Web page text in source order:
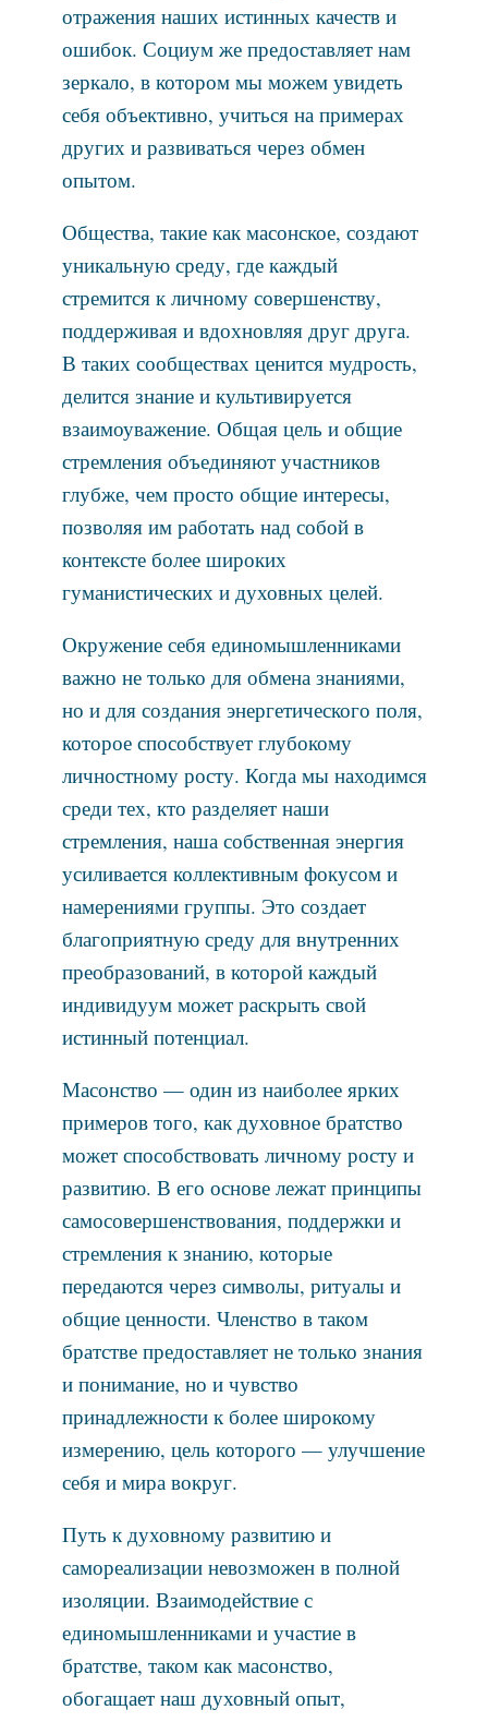
отражения наших истинных качеств и
ошибок. Социум же предоставляет нам
зеркало, в котором мы можем увидеть
себя объективно, учиться на примерах
других и развиваться через обмен
опытом.
Общества, такие как масонское, создают
уникальную среду, где каждый
стремится к личному совершенству,
поддерживая и вдохновляя друг друга.
В таких сообществах ценится мудрость,
делится знание и культивируется
взаимоуважение. Общая цель и общие
стремления объединяют участников
глубже, чем просто общие интересы,
позволяя им работать над собой в
контексте более широких
гуманистических и духовных целей.
Окружение себя единомышленниками
важно не только для обмена знаниями,
но и для создания энергетического поля,
которое способствует глубокому
личностному росту. Когда мы находимся
среди тех, кто разделяет наши
стремления, наша собственная энергия
усиливается коллективным фокусом и
намерениями группы. Это создает
благоприятную среду для внутренних
преобразований, в которой каждый
индивидуум может раскрыть свой
истинный потенциал.
Масонство — один из наиболее ярких
примеров того, как духовное братство
может способствовать личному росту и
развитию. В его основе лежат принципы
самосовершенствования, поддержки и
стремления к знанию, которые
передаются через символы, ритуалы и
общие ценности. Членство в таком
братстве предоставляет не только знания
и понимание, но и чувство
принадлежности к более широкому
измерению, цель которого — улучшение
себя и мира вокруг.
Путь к духовному развитию и
самореализации невозможен в полной
изоляции. Взаимодействие с
единомышленниками и участие в
братстве, таком как масонство,
обогащает наш духовный опыт,